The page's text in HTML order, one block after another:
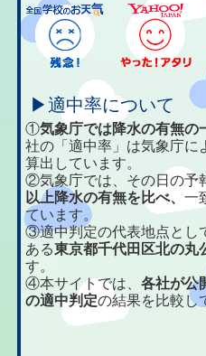
▶適中率について
①気象庁では降水の有無の
社の「適中率」は気象庁に
算出しています。
②気象庁では、その日の予
以上降水の有無を比べ、一
ています。
③適中判定の代表地点とし
ある東京都千代田区北の丸
す。
④本サイトでは、各社が公
の適中判定の結果を比較し